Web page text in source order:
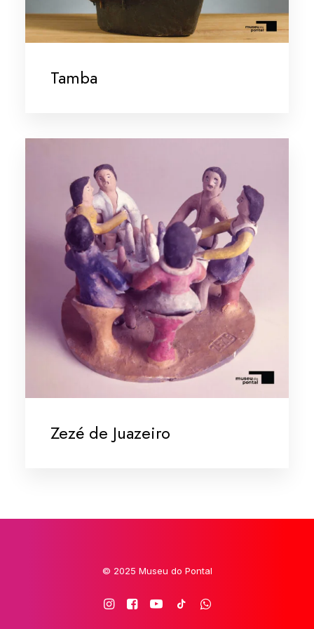
Tamba
Zezé de Juazeiro
© 2025 Museu do Pontal